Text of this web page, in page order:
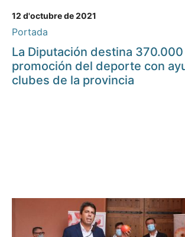
12 d'octubre de 2021
Portada
La Diputación destina
promoción del deporte con
clubes de la provincia